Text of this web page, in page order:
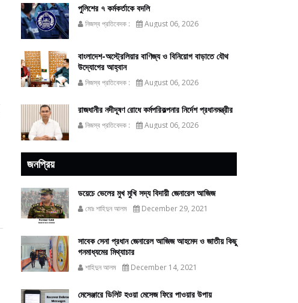
পুলিশের ৭ কর্মকর্তাকে বদলি
নিজস্ব প্রতিবেদক : August 06, 2026
বাংলাদেশ-অস্ট্রেলিয়ার বাণিজ্য ও বিনিয়োগ বাড়াতে যৌথ
উদ্যোগের আহ্বান
নিজস্ব প্রতিবেদক : August 06, 2026
রাজধানীর নদীদূষণ রোধে কর্মপরিকল্পনার নির্দেশ প্রধানমন্ত্রীর
নিজস্ব প্রতিবেদক : August 06, 2026
জনপ্রিয়
ডয়েচে ভেলের মুখ মুখি সদ্য বিদায়ী জেনারেল আজিজ
মোঃ শাহিদুন আলম December 29, 2021
সাবেক সেনা প্রধান জেনারেল আজিজ আহমেদ ও জাতীয় কিছু
গনমাধ্যমের মিথ্যাচার
শাহিদুন আলম December 14, 2021
মেসেঞ্জারে ডিলিট হওয়া মেসেজ ফিরে পাওয়ার উপায়